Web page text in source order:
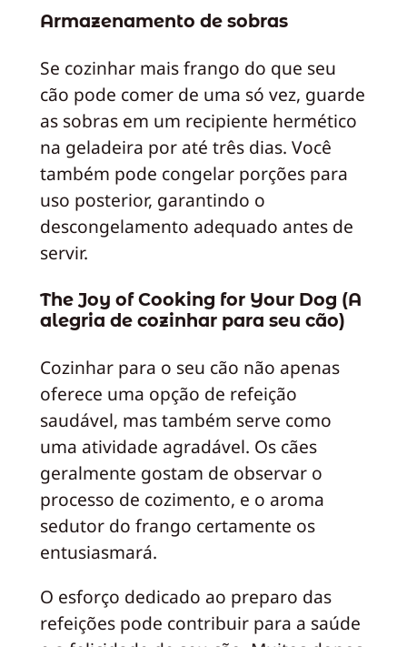
Armazenamento de sobras
Se cozinhar mais frango do que seu
cão pode comer de uma só vez, guarde
as sobras em um recipiente hermético
na geladeira por até três dias. Você
também pode congelar porções para
uso posterior, garantindo o
descongelamento adequado antes de
servir.
The Joy of Cooking for Your Dog (A
alegria de cozinhar para seu cão)
Cozinhar para o seu cão não apenas
oferece uma opção de refeição
saudável, mas também serve como
uma atividade agradável. Os cães
geralmente gostam de observar o
processo de cozimento, e o aroma
sedutor do frango certamente os
entusiasmará.
O esforço dedicado ao preparo das
refeições pode contribuir para a saúde